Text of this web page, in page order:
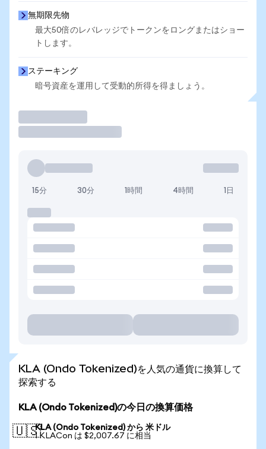
無期限先物
最大50倍のレバレッジでトークンをロングまたはショー
トします。
ステーキング
暗号資産を運用して受動的所得を得ましょう。
15分 30分 1時間 4時間 1日
KLA (Ondo Tokenized)を人気の通貨に換算して
探索する
KLA (Ondo Tokenized)の今日の換算価格
🇺🇸KLA (Ondo Tokenized) から 米ドル
1 KLACon は $2,007.67 に相当